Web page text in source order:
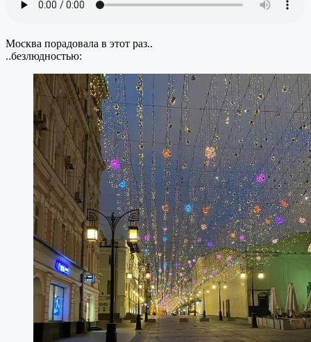
Москва порадовала в этот раз..
..безлюдностью: